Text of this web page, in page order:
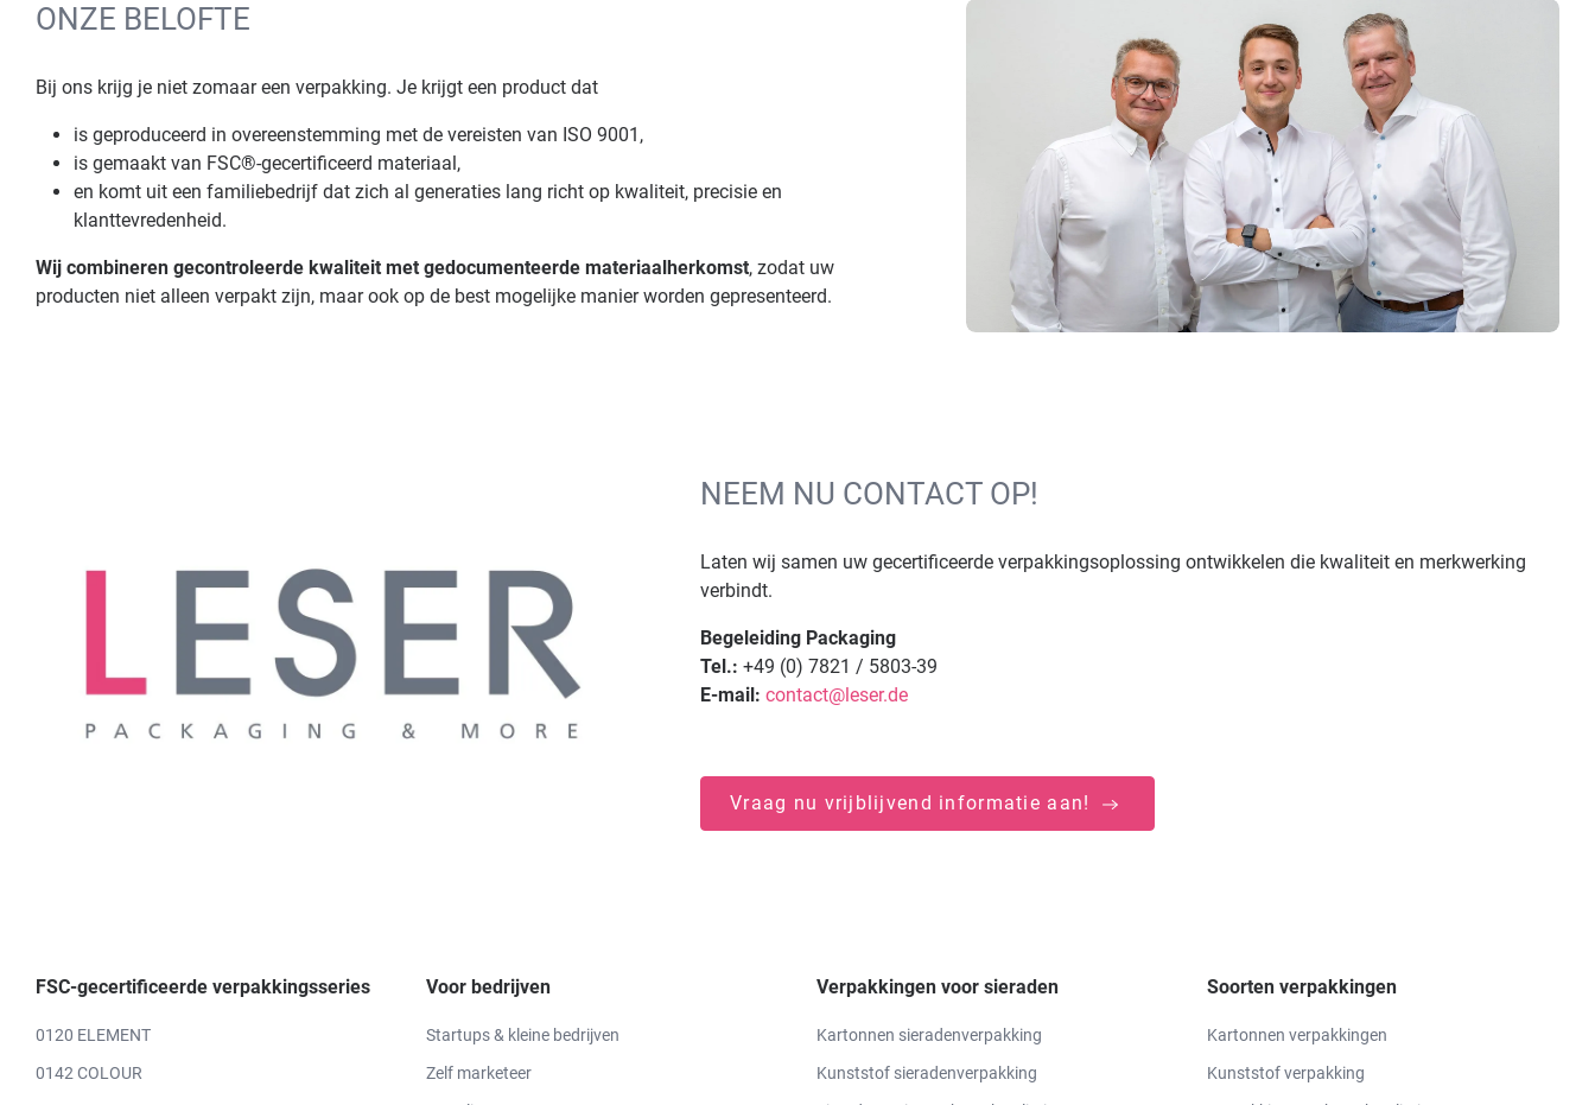
ONZE BELOFTE
Bij ons krijg je niet zomaar een verpakking. Je krijgt een product dat
is geproduceerd in overeenstemming met de vereisten van ISO 9001,
is gemaakt van FSC®-gecertificeerd materiaal,
en komt uit een familiebedrijf dat zich al generaties lang richt op kwaliteit, precisie en
klanttevredenheid.
Wij combineren gecontroleerde kwaliteit met gedocumenteerde materiaalherkomst, zodat uw
producten niet alleen verpakt zijn, maar ook op de best mogelijke manier worden gepresenteerd.
NEEM NU CONTACT OP!
Laten wij samen uw gecertificeerde verpakkingsoplossing ontwikkelen die kwaliteit en merkwerking
verbindt.
Begeleiding Packaging
Tel.: +49 (0) 7821 / 5803-39
E-mail: contact@leser.de
Vraag nu vrijblijvend informatie aan!
FSC-gecertificeerde verpakkingsseries
0120 ELEMENT
0142 COLOUR
Voor bedrijven
Startups & kleine bedrijven
Zelf marketeer
Verpakkingen voor sieraden
Kartonnen sieradenverpakking
Kunststof sieradenverpakking
Soorten verpakkingen
Kartonnen verpakkingen
Kunststof verpakking